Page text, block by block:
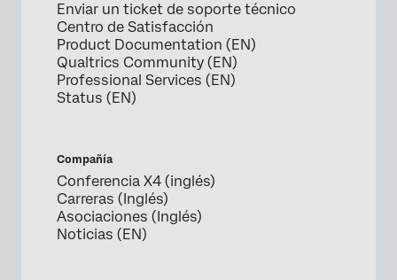
Enviar un ticket de soporte técnico
Centro de Satisfacción
Product Documentation (EN)
Qualtrics Community (EN)
Professional Services (EN)
Status (EN)
Compañía
Conferencia X4 (inglés)
Carreras (Inglés)
Asociaciones (Inglés)
Noticias (EN)